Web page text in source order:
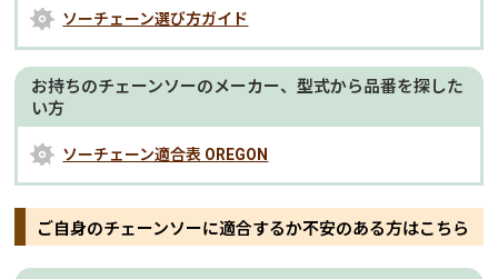
ソーチェーン選び方ガイド
お持ちのチェーンソーのメーカー、型式から品番を探した
い方
ソーチェーン適合表 OREGON
ご自身のチェーンソーに適合するか不安のある方はこちら